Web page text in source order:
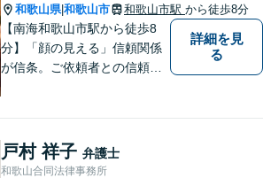
和歌山県|和歌山市 和歌山市駅 から徒歩8分
【南海和歌山市駅から徒歩8
分】「顔の見える」信頼関係
が信条。ご依頼者との信頼関
な解決策を提案させていただ
きます。
詳細を見
る
戸村 祥子 弁護士
和歌山合同法律事務所